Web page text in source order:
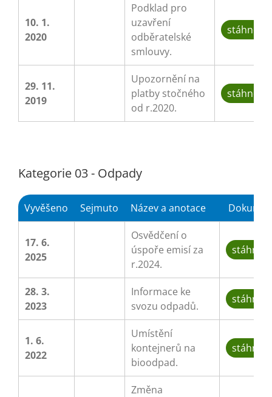
10. 1.
2020
Podklad pro
uzavření
odběratelské
smlouvy.
stáhnout
29. 11.
2019
Upozornění na
platby stočného
od r.2020.
stáhnout
Kategorie 03 - Odpady
Vyvěšeno Sejmuto Název a anotace
17. 6.
2025
Osvědčení o
úspoře emisí za
r.2024.
28. 3.
2023
Informace ke
svozu odpadů.
1. 6.
2022
Umístění
kontejnerů na
bioodpad.
Změna